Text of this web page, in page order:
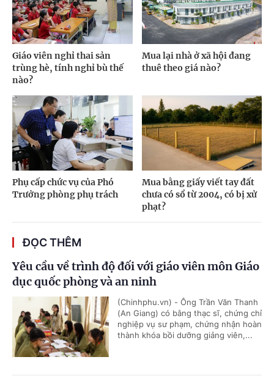
Giáo viên nghỉ thai sản
trùng hè, tính nghỉ bù thế
nào?
Mua lại nhà ở xã hội đang
thuê theo giá nào?
Phụ cấp chức vụ của Phó
Trưởng phòng phụ trách
Mua bằng giấy viết tay đất
chưa có sổ từ 2004, có bị xử
phạt?
ĐỌC THÊM
Yêu cầu về trình độ đối với giáo viên môn Giáo
dục quốc phòng và an ninh
(Chinhphu.vn) - Ông Trần Văn Thanh
(An Giang) có bằng thạc sĩ, chứng chỉ
nghiệp vụ sư phạm, chứng nhận hoàn
thành khóa bồi dưỡng giảng viên,...